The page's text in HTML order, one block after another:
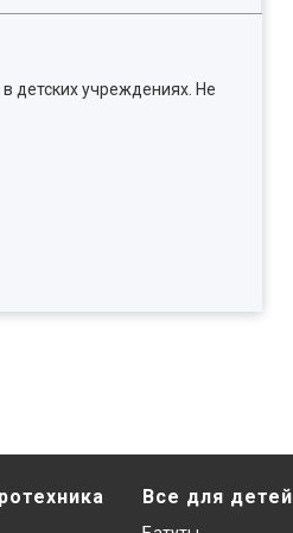
детских учреждениях. Не
Все для детей